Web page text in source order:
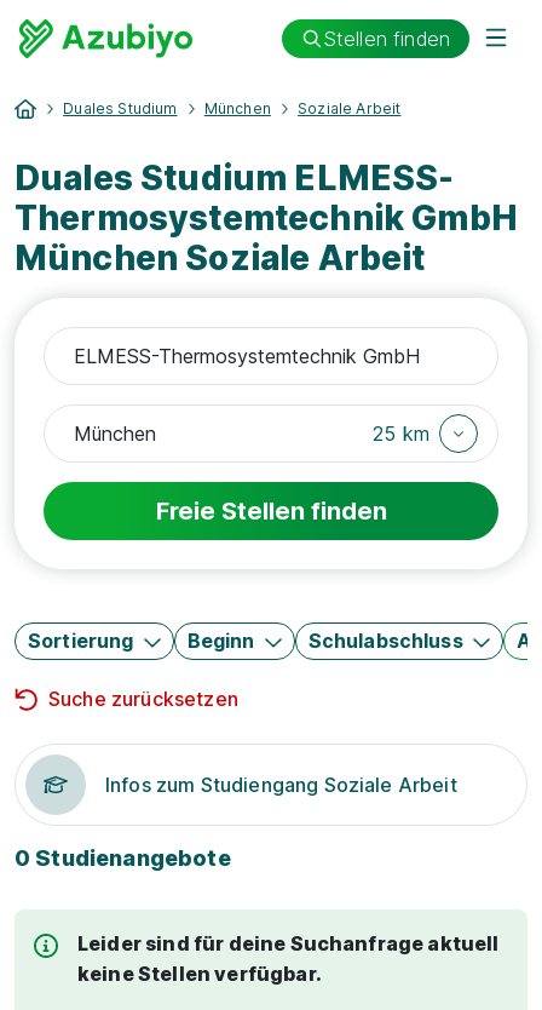
Stellen finden
Duales Studium München Soziale Arbeit
Duales Studium ELMESS-
Thermosystemtechnik GmbH
München Soziale Arbeit
25 km
Freie Stellen finden
Sortierung Beginn Schulabschluss
Suche zurücksetzen
Infos zum Studiengang Soziale Arbeit
0 Studienangebote
Leider sind für deine Suchanfrage aktuell
keine Stellen verfügbar.